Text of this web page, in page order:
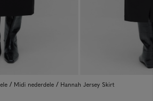
/ Midi nederdele / Hannah Jersey Skirt